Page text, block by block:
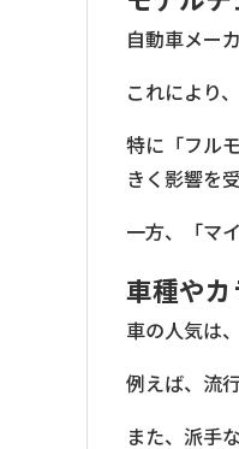
自動車メー
これにより
特に「フル
きく影響を
一方、「マ
車種や
車の人気は
例えば、流
また、派手